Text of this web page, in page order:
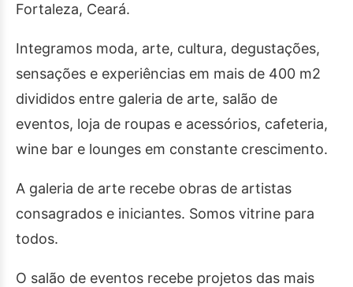
Fortaleza, Ceará.
Integramos moda, arte, cultura, degustações,
sensações e experiências em mais de 400 m2
divididos entre galeria de arte, salão de
eventos, loja de roupas e acessórios, cafeteria,
wine bar e lounges em constante crescimento.
A galeria de arte recebe obras de artistas
consagrados e iniciantes. Somos vitrine para
todos.
O salão de eventos recebe projetos das mais